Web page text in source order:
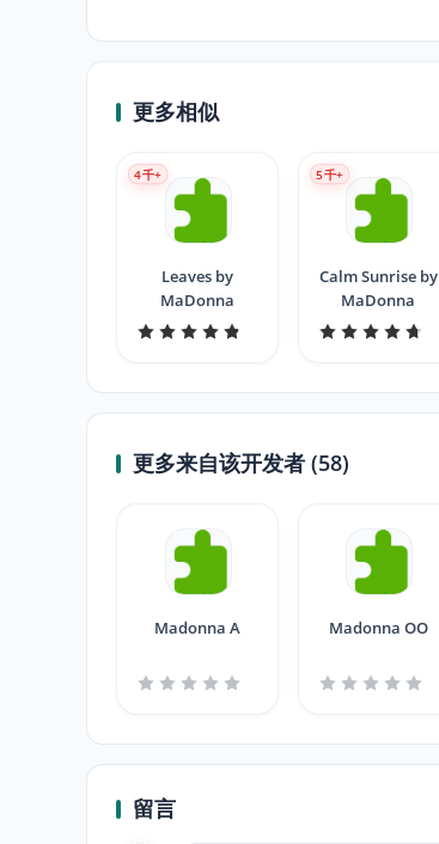
更多相似
Leaves by
MaDonna
4千+
Calm Sunrise by
MaDonna
5千+
更多来自该开发者 (58)
Madonna A Madonna OO
留言